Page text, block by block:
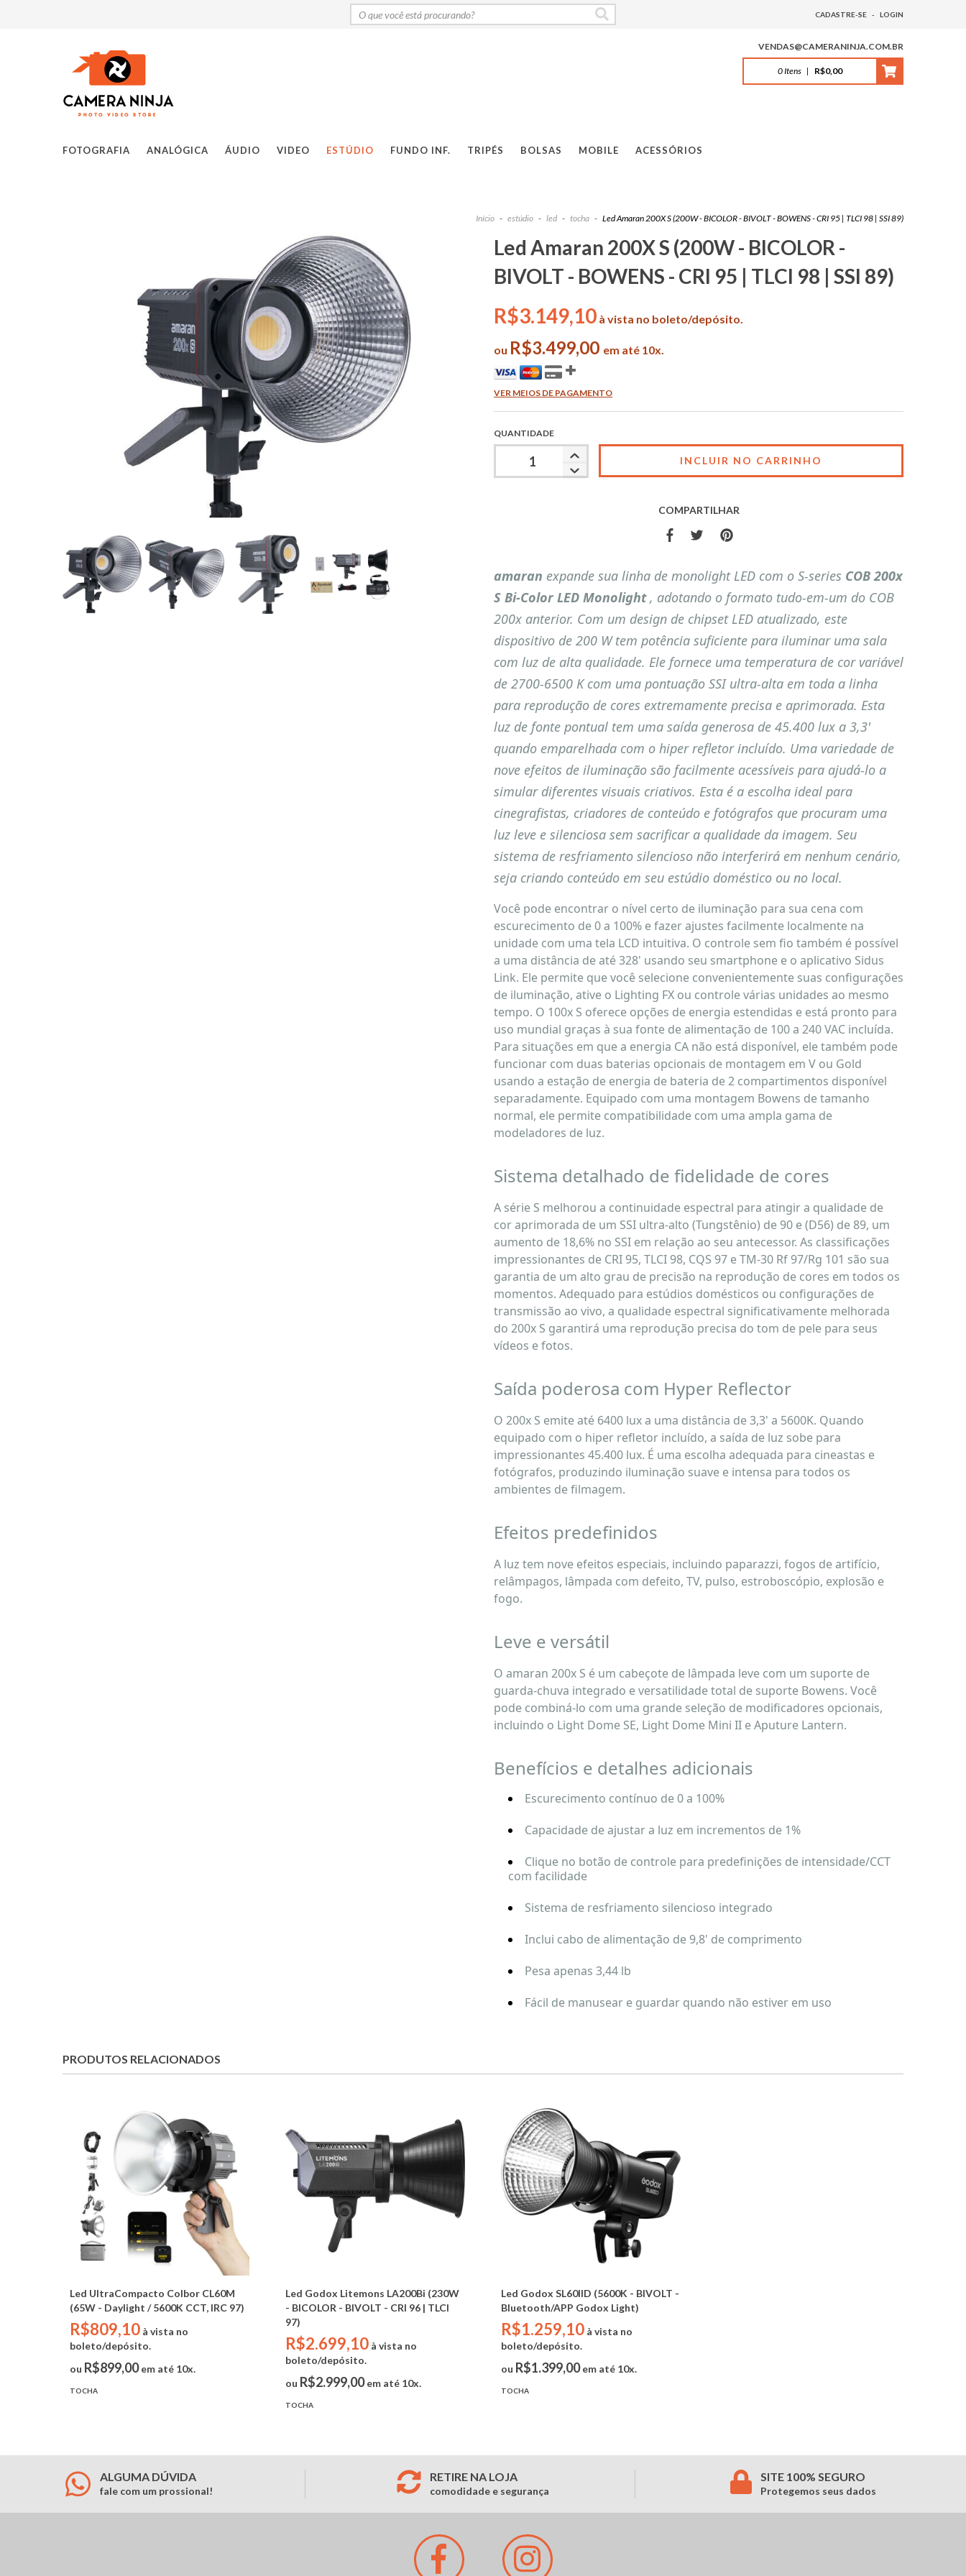
CADASTRE-SE - LOGIN
VENDAS@CAMERANINJA.COM.BR
0Itens | R$0,00
FOTOGRAFIA ANALÓGICA ÁUDIO VIDEO ESTÚDIO FUNDO INF. TRIPÉS BOLSAS MOBILE ACESSÓRIOS
Início - estúdio - led - tocha - Led Amaran 200X S (200W - BICOLOR - BIVOLT - BOWENS - CRI 95 | TLCI 98 | SSI 89)
Led Amaran 200X S (200W - BICOLOR -
BIVOLT - BOWENS - CRI 95 | TLCI 98 | SSI 89)
R$3.149,10 à vista no boleto/depósito.
ou R$3.499,00 em até 10x.
VER MEIOS DE PAGAMENTO
QUANTIDADE
COMPARTILHAR
amaran expande sua linha de monolight LED com o S-series COB 200x
S Bi-Color LED Monolight, adotando o formato tudo-em-um do COB
200x anterior. Com um design de chipset LED atualizado, este
dispositivo de 200 W tem potência suficiente para iluminar uma sala
com luz de alta qualidade. Ele fornece uma temperatura de cor variável
de 2700-6500 K com uma pontuação SSI ultra-alta em toda a linha
para reprodução de cores extremamente precisa e aprimorada. Esta
luz de fonte pontual tem uma saída generosa de 45.400 lux a 3,3'
quando emparelhada com o hiper refletor incluído. Uma variedade de
nove efeitos de iluminação são facilmente acessíveis para ajudá-lo a
simular diferentes visuais criativos. Esta é a escolha ideal para
cinegrafistas, criadores de conteúdo e fotógrafos que procuram uma
luz leve e silenciosa sem sacrificar a qualidade da imagem. Seu
sistema de resfriamento silencioso não interferirá em nenhum cenário,
seja criando conteúdo em seu estúdio doméstico ou no local.
Você pode encontrar o nível certo de iluminação para sua cena com
escurecimento de 0 a 100% e fazer ajustes facilmente localmente na
unidade com uma tela LCD intuitiva. O controle sem fio também é possível
a uma distância de até 328' usando seu smartphone e o aplicativo Sidus
Link. Ele permite que você selecione convenientemente suas configurações
de iluminação, ative o Lighting FX ou controle várias unidades ao mesmo
tempo. O 100x S oferece opções de energia estendidas e está pronto para
uso mundial graças à sua fonte de alimentação de 100 a 240 VAC incluída.
Para situações em que a energia CA não está disponível, ele também pode
funcionar com duas baterias opcionais de montagem em V ou Gold
usando a estação de energia de bateria de 2 compartimentos disponível
separadamente. Equipado com uma montagem Bowens de tamanho
normal, ele permite compatibilidade com uma ampla gama de
modeladores de luz.
Sistema detalhado de fidelidade de cores
A série S melhorou a continuidade espectral para atingir a qualidade de
cor aprimorada de um SSI ultra-alto (Tungstênio) de 90 e (D56) de 89, um
aumento de 18,6% no SSI em relação ao seu antecessor. As classificações
impressionantes de CRI 95, TLCI 98, CQS 97 e TM-30 Rf 97/Rg 101 são sua
garantia de um alto grau de precisão na reprodução de cores em todos os
momentos. Adequado para estúdios domésticos ou configurações de
transmissão ao vivo, a qualidade espectral significativamente melhorada
do 200x S garantirá uma reprodução precisa do tom de pele para seus
vídeos e fotos.
Saída poderosa com Hyper Reflector
O 200x S emite até 6400 lux a uma distância de 3,3' a 5600K. Quando
equipado com o hiper refletor incluído, a saída de luz sobe para
impressionantes 45.400 lux. É uma escolha adequada para cineastas e
fotógrafos, produzindo iluminação suave e intensa para todos os
ambientes de filmagem.
Efeitos predefinidos
A luz tem nove efeitos especiais, incluindo paparazzi, fogos de artifício,
relâmpagos, lâmpada com defeito, TV, pulso, estroboscópio, explosão e
fogo.
Leve e versátil
O amaran 200x S é um cabeçote de lâmpada leve com um suporte de
guarda-chuva integrado e versatilidade total de suporte Bowens. Você
pode combiná-lo com uma grande seleção de modificadores opcionais,
incluindo o Light Dome SE, Light Dome Mini II e Aputure Lantern.
Benefícios e detalhes adicionais
Escurecimento contínuo de 0 a 100%
Capacidade de ajustar a luz em incrementos de 1%
Clique no botão de controle para predefinições de intensidade/CCT
com facilidade
Sistema de resfriamento silencioso integrado
Inclui cabo de alimentação de 9,8' de comprimento
Pesa apenas 3,44 lb
Fácil de manusear e guardar quando não estiver em uso
PRODUTOS RELACIONADOS
Led UltraCompacto Colbor CL60M
(65W - Daylight / 5600K CCT, IRC 97)
R$809,10 à vista no
boleto/depósito.
ou R$899,00em até 10x.
TOCHA
Led Godox Litemons LA200Bi (230W
- BICOLOR - BIVOLT - CRI 96 | TLCI
97)
R$2.699,10 à vista no
boleto/depósito.
ou R$2.999,00em até 10x.
TOCHA
Led Godox SL60IID (5600K - BIVOLT -
Bluetooth/APP Godox Light)
R$1.259,10 à vista no
boleto/depósito.
ou R$1.399,00em até 10x.
TOCHA
ALGUMA DÚVIDA
fale com um prossional!
RETIRE NA LOJA
comodidade e segurança
SITE 100% SEGURO
Protegemos seus dados